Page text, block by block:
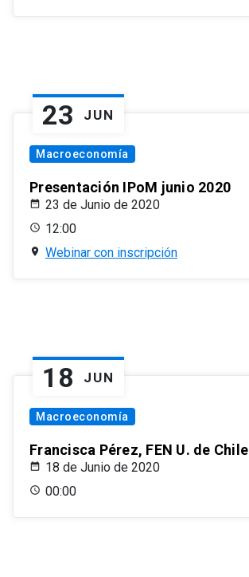
23 JUN
Macroeconomía
Presentación IPoM junio 2020
23 de Junio de 2020
12:00
Webinar con inscripción
18 JUN
Macroeconomía
Francisca Pérez, FEN U. de Chile
18 de Junio de 2020
00:00